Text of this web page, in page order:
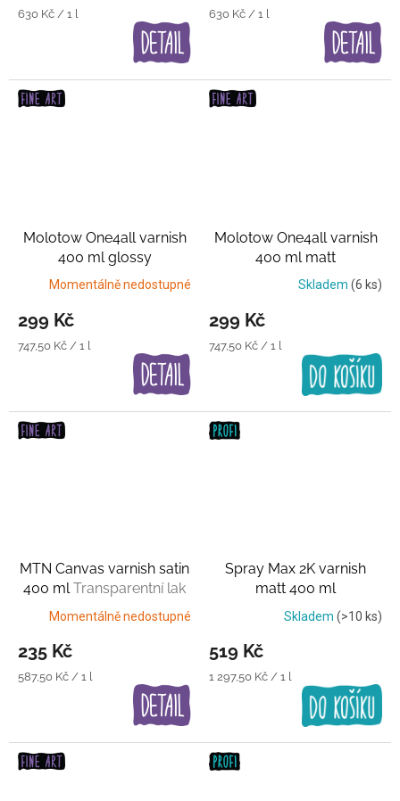
Měrná
630 Kč / 1 l
Měrná
630 Kč / 1 l
Molotow One4all varnish
400 ml glossy
Transparentní lak
Momentálně nedostupné
299 Kč
Měrná
747,50 Kč / 1 l
Molotow One4all varnish
400 ml matt
Transparentní lak
Skladem (6 ks)
299 Kč
Měrná
747,50 Kč / 1 l
MTN Canvas varnish satin
400 mlTransparentní lak
Momentálně nedostupné
235 Kč
Měrná
587,50 Kč / 1 l
Spray Max 2K varnish
matt 400 ml
Transparentní lak
Skladem (>10 ks)
519 Kč
Měrná
1 297,50 Kč / 1 l